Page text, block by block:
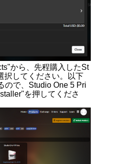
から、先程購入したSt
択してください。以下
ので、Studio One 5 Pri
を押してくださ